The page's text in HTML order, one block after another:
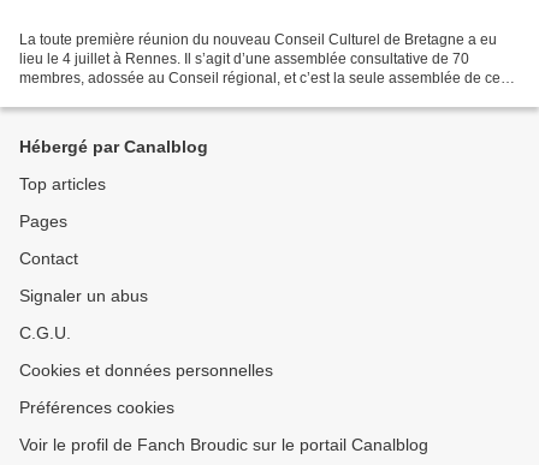
La toute première réunion du nouveau Conseil Culturel de Bretagne a eu
lieu le 4 juillet à Rennes. Il s’agit d’une assemblée consultative de 70
membres, adossée au Conseil régional, et c’est la seule assemblée de ce
Hébergé par Canalblog
Top articles
Pages
Contact
Signaler un abus
C.G.U.
Cookies et données personnelles
Préférences cookies
Voir le profil de Fanch Broudic sur le portail Canalblog